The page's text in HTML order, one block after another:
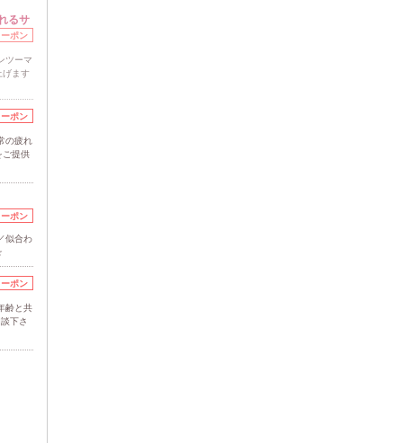
るサ
ポン
ツーマ
げます
ポン
の疲れ
ご提供
ポン
似合わ
ポン
齢と共
下さ